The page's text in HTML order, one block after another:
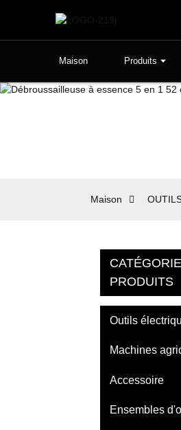
Maison Produits
Maison
PRODUITS
Outils
Machines
Accessoire
Ensembles